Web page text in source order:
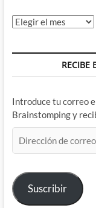
Archivos
RECIBE
Introduce tu correo
Brainstomping y
de
electrónico
Suscribir